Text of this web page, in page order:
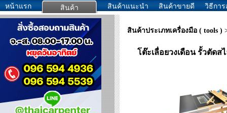
หน้าแรก สินค้า สินค้าแนะนำ สินค้าขายดี วิธีกา
สินค้าประเภทเครื่องมือ ( tools )
โต๊ะเลื่อยวงเดือน รั้วตัด